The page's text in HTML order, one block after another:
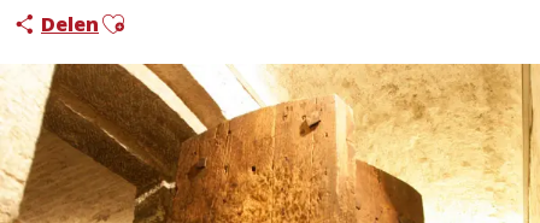
DelenAjouter aux favoris